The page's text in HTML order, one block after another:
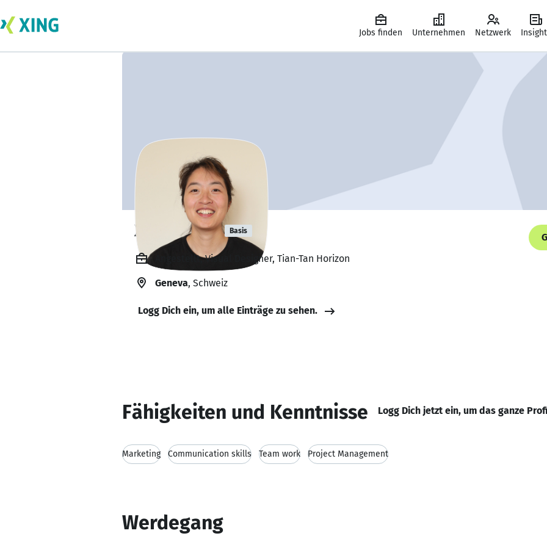
Jobs finden Unternehmen Netzwerk
Xinning Liu Basis
Angestellt, Visual Designer, Tian-Tan Horizon
Geneva, Schweiz
Logg Dich ein, um alle Einträge zu sehen.
Fähigkeiten und Kenntnisse Logg Dich jetzt ein, um das ganze
Marketing Communication skills Team work Project Management
Werdegang